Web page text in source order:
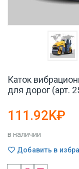
Каток
для дорог (арт.
111.92K₽
в наличии
Добавить в